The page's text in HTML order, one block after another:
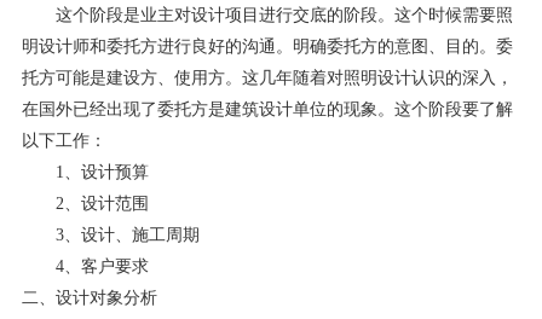
这个阶段是业主对设计项目进行交底的阶段。这个时候需要照
明设计师和委托方进行良好的沟通。明确委托方的意图、目的。委
托方可能是建设方、使用方。这几年随着对照明设计认识的深入，
在国外已经出现了委托方是建筑设计单位的现象。这个阶段要了解
以下工作：
1、设计预算
2、设计范围
3、设计、施工周期
4、客户要求
二、设计对象分析